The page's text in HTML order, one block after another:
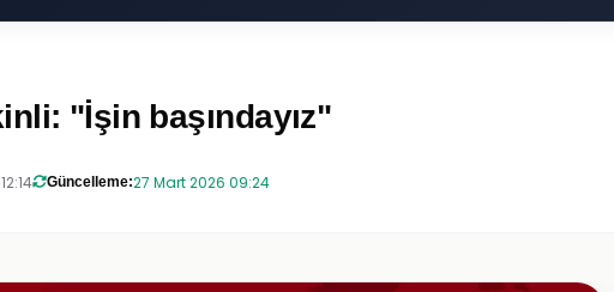
"İşin başındayız"
Güncelleme:27 Mart 2026 09:24